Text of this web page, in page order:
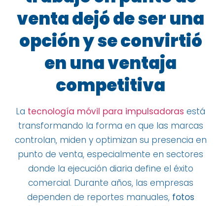
venta dejó de ser una
opción y se convirtió
en una ventaja
competitiva
La tecnología móvil para impulsadoras está
transformando la forma en que las marcas
controlan, miden y optimizan su presencia en
punto de venta, especialmente en sectores
donde la ejecución diaria define el éxito
comercial. Durante años, las empresas
dependen de reportes manuales, fotos